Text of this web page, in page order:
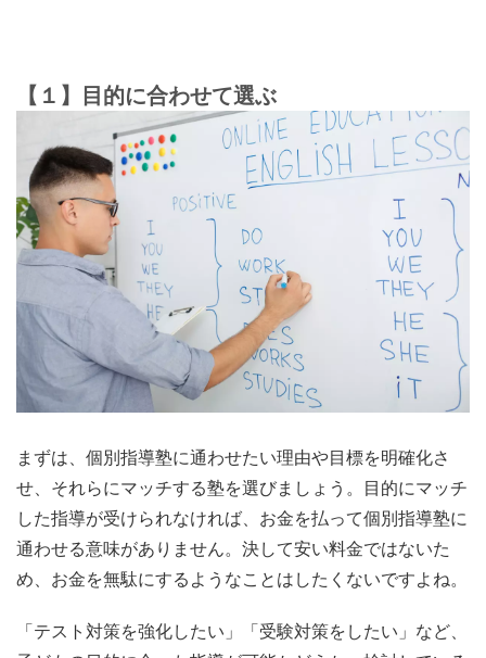
【１】目的に合わせて選ぶ
まずは、 個別指導塾に通わせたい理由や目標を明確化さ
せ、それらにマッチする塾を選びましょう。目的にマッチ
した指導が受けられなければ、お金を払って個別指導塾に
通わせる意味がありません。決して安い料金ではないた
め、お金を無駄にするようなことはしたくないですよね。
「テスト対策を強化したい」「受験対策をしたい」など、